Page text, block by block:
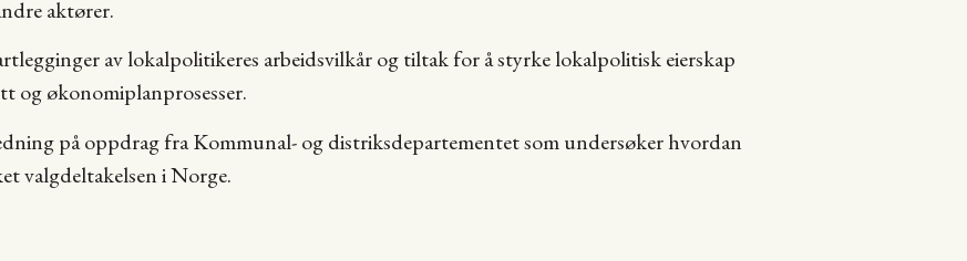
aktører.
av lokalpolitikeres arbeidsvilkår og tiltak for å styrke lokalpolitisk eierskap
og økonomiplanprosesser.
på oppdrag fra Kommunal- og distriksdepartementet som undersøker hvordan
valgdeltakelsen i Norge.